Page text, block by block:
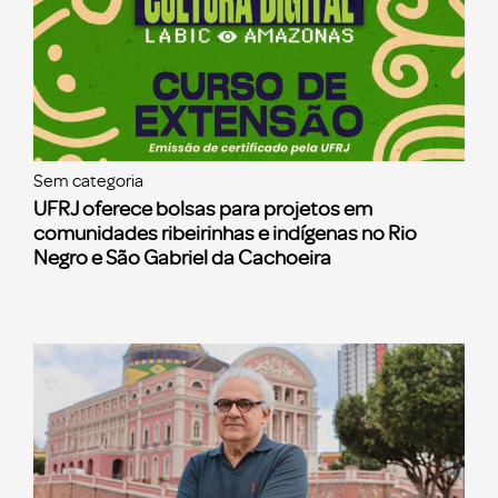
Sem categoria
UFRJ oferece bolsas para projetos em
comunidades ribeirinhas e indígenas no Rio
Negro e São Gabriel da Cachoeira